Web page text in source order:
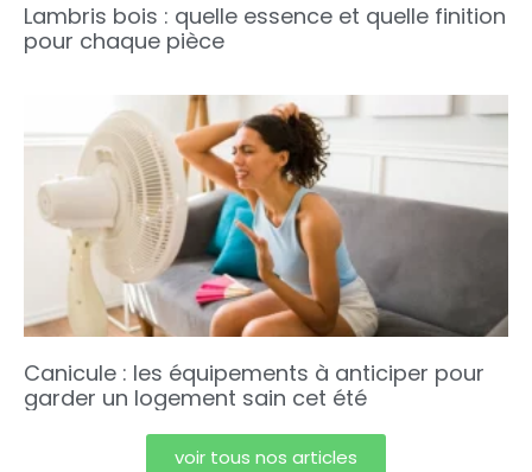
Lambris bois : quelle essence et quelle finition
pour chaque pièce
Canicule : les équipements à anticiper pour
garder un logement sain cet été
voir tous nos articles